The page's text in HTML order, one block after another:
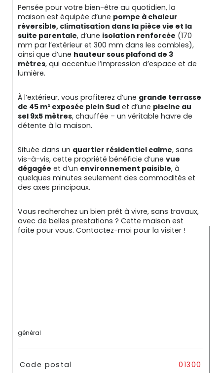
Pensée pour votre bien-être au quotidien, la
maison est équipée d’une pompe à chaleur
réversible, climatisation dans la pièce vie et la
suite parentale, d’une isolation renforcée (170
mm par l’extérieur et 300 mm dans les combles),
ainsi que d’une hauteur sous plafond de 3
mètres, qui accentue l’impression d’espace et de
lumière.
À l’extérieur, vous profiterez d’une grande terrasse
de 45 m² exposée plein Sud et d’une piscine au
sel 9x5 mètres, chauffée – un véritable havre de
détente à la maison.
Située dans un quartier résidentiel calme, sans
vis-à-vis, cette propriété bénéficie d’une vue
dégagée et d’un environnement paisible, à
quelques minutes seulement des commodités et
des axes principaux.
Vous recherchez un bien prêt à vivre, sans travaux,
avec de belles prestations ? Cette maison est
faite pour vous. Contactez-moi pour la visiter !
général
TRAD_SIROCCO_Caracteristique
Code postal 01300